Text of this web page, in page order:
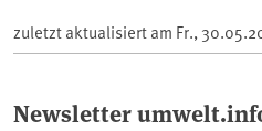
zuletzt aktualisiert am Fr.,
Newsletter